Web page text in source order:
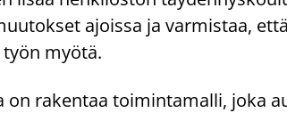
ajois­sa ja var­mis­taa,
myötä.
on ra­ken­taa toi­min­ta­mal­li, joka